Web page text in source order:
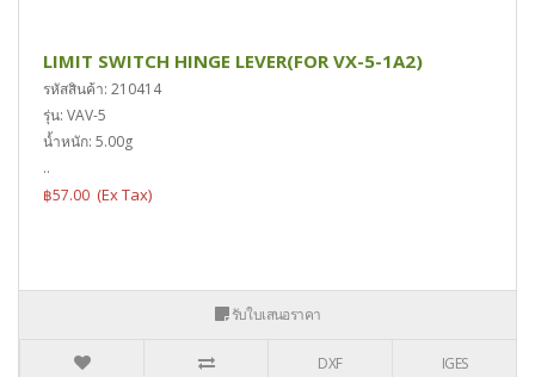
LIMIT SWITCH HINGE LEVER(FOR VX-5-1A2)
รหัสสินค้า: 210414
รุ่น: VAV-5
น้ำหนัก: 5.00g
..
฿57.00
รับใบเสนอราคา
DXF IGES